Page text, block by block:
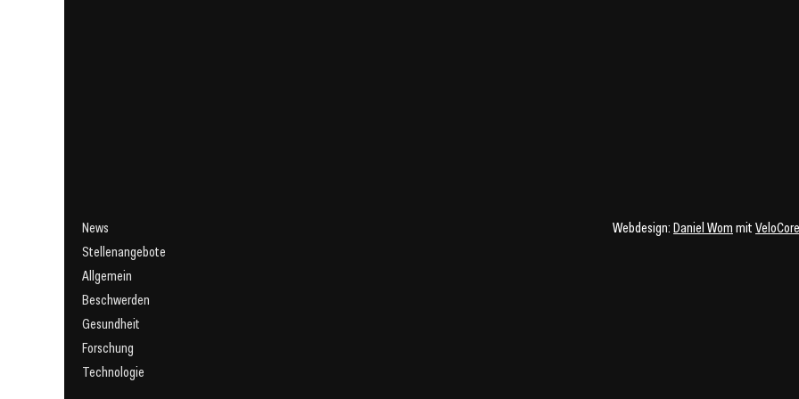
News
Stellenangebote
Allgemein
Beschwerden
Gesundheit
Forschung
Technologie
Webdesign:Daniel WommitVeloCore